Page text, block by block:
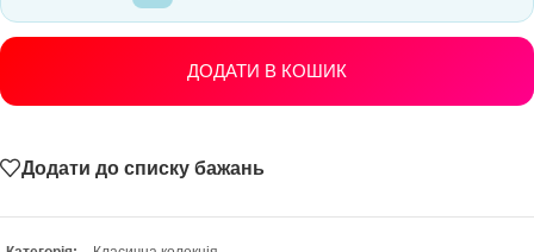
ДОДАТИ В КОШИК
Додати до списку бажань